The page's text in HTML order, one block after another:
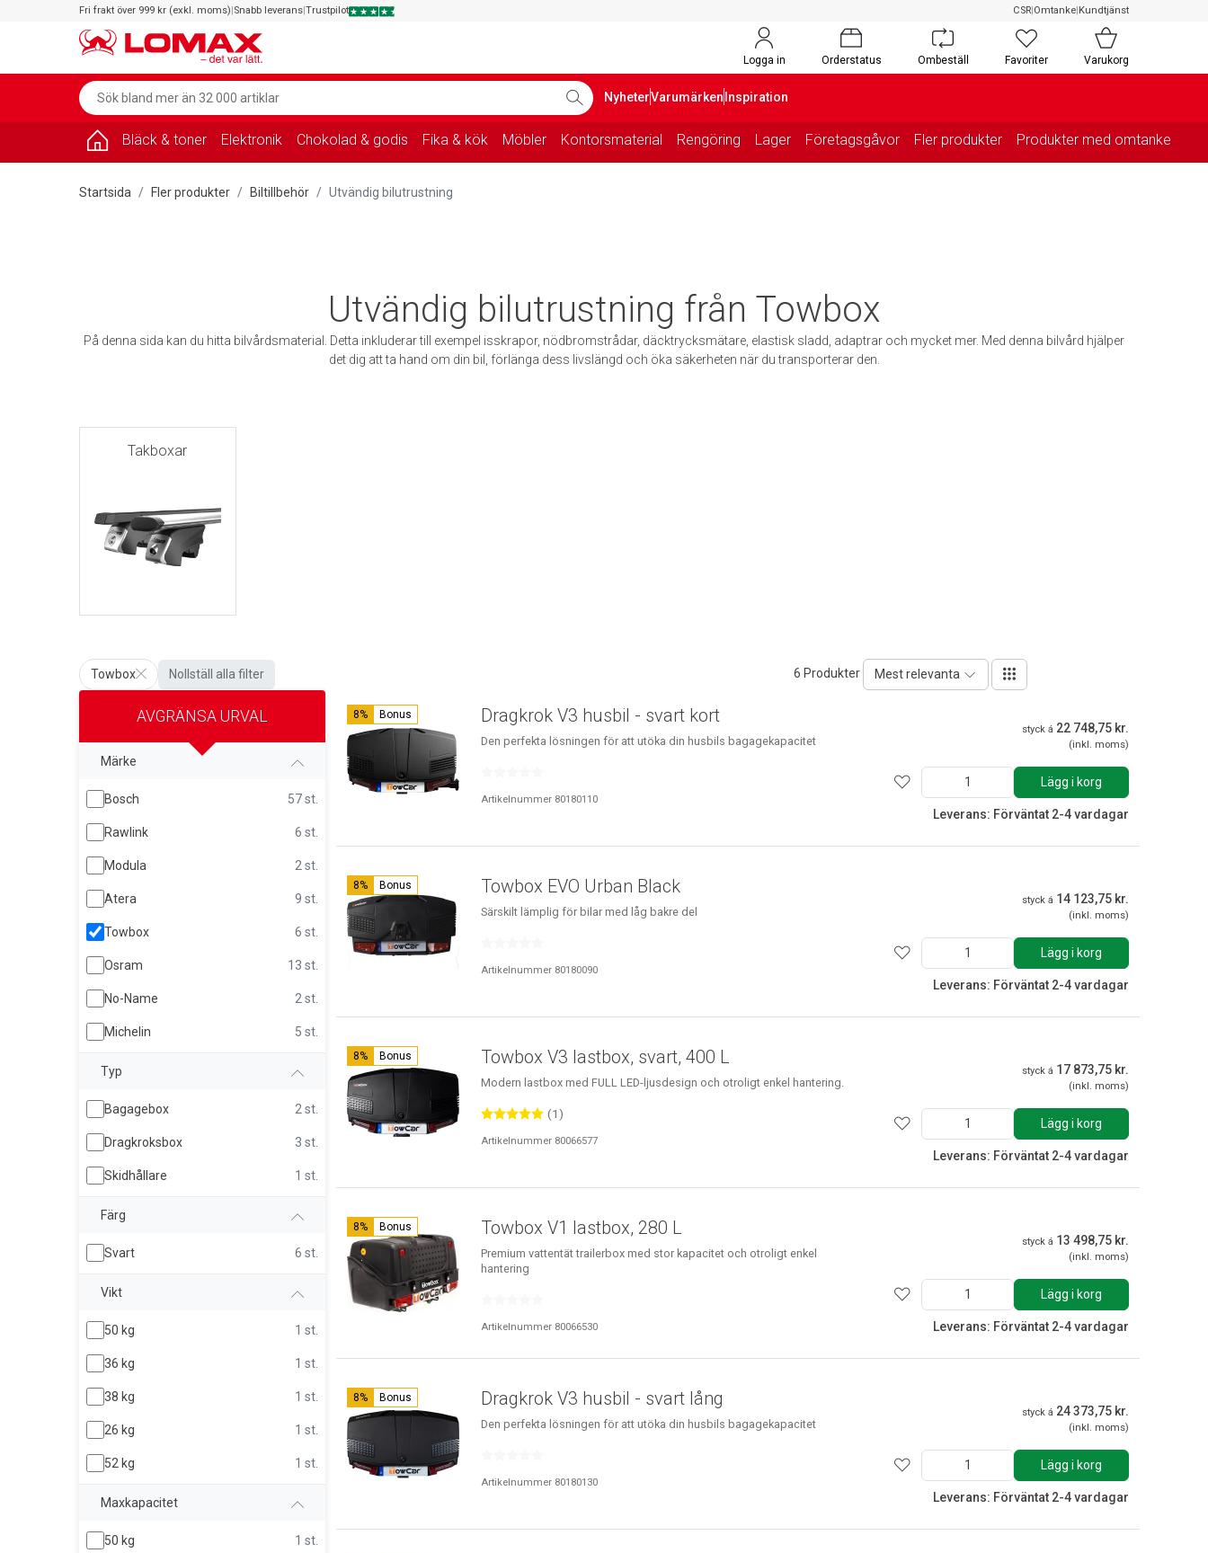
Fri frakt över 999 kr (exkl. moms)|Snabb leverans|Trustpilot CSR|Omtanke|Kundtjänst
Logga in Orderstatus Ombeställ Favoriter Varukorg
NyheterVarumärken Inspiration
Bläck & toner Elektronik Chokolad & godis Fika & kök Möbler Kontorsmaterial Rengöring Lager Företagsgåvor Fler produkter Produkter med omtanke
Startsida Fler produkter Biltillbehör Utvändig bilutrustning
Utvändig bilutrustning från Towbox
På denna sida kan du hitta bilvårdsmaterial. Detta inkluderar till exempel isskrapor, nödbromstrådar, däcktrycksmätare, elastisk sladd, adaptrar och mycket mer. Med denna bilvård hjälper
det dig att ta hand om din bil, förlänga dess livslängd och öka säkerheten när du transporterar den.
Takboxar
Towbox Nollställ alla filter 6 Produkter Mest relevanta
AVGRÄNSA URVAL
Märke
Bosch 57 st.
Rawlink 6 st.
Modula 2 st.
Atera 9 st.
Towbox 6 st.
Osram 13 st.
No-Name 2 st.
Michelin 5 st.
Typ
Bagagebox 2 st.
Dragkroksbox 3 st.
Skidhållare 1 st.
Färg
Svart 6 st.
Vikt
50 kg 1 st.
36 kg 1 st.
38 kg 1 st.
26 kg 1 st.
52 kg 1 st.
Maxkapacitet
50 kg 1 st.
8% Bonus Dragkrok V3 husbil - svart kort
Den perfekta lösningen för att utöka din husbils bagagekapacitet
Artikelnummer 80180110
styck á 22 748,75 kr.
(inkl. moms)
Lägg i korg
Leverans: Förväntat 2-4 vardagar
8% Bonus Towbox EVO Urban Black
Särskilt lämplig för bilar med låg bakre del
Artikelnummer 80180090
styck á 14 123,75 kr.
(inkl. moms)
Lägg i korg
Leverans: Förväntat 2-4 vardagar
8% Bonus Towbox V3 lastbox, svart, 400 L
Modern lastbox med FULL LED-ljusdesign och otroligt enkel hantering.
(1)
Artikelnummer 80066577
styck á 17 873,75 kr.
(inkl. moms)
Lägg i korg
Leverans: Förväntat 2-4 vardagar
8% Bonus Towbox V1 lastbox, 280 L
Premium vattentät trailerbox med stor kapacitet och otroligt enkel
hantering
Artikelnummer 80066530
styck á 13 498,75 kr.
(inkl. moms)
Lägg i korg
Leverans: Förväntat 2-4 vardagar
8% Bonus Dragkrok V3 husbil - svart lång
Den perfekta lösningen för att utöka din husbils bagagekapacitet
Artikelnummer 80180130
styck á 24 373,75 kr.
(inkl. moms)
Lägg i korg
Leverans: Förväntat 2-4 vardagar